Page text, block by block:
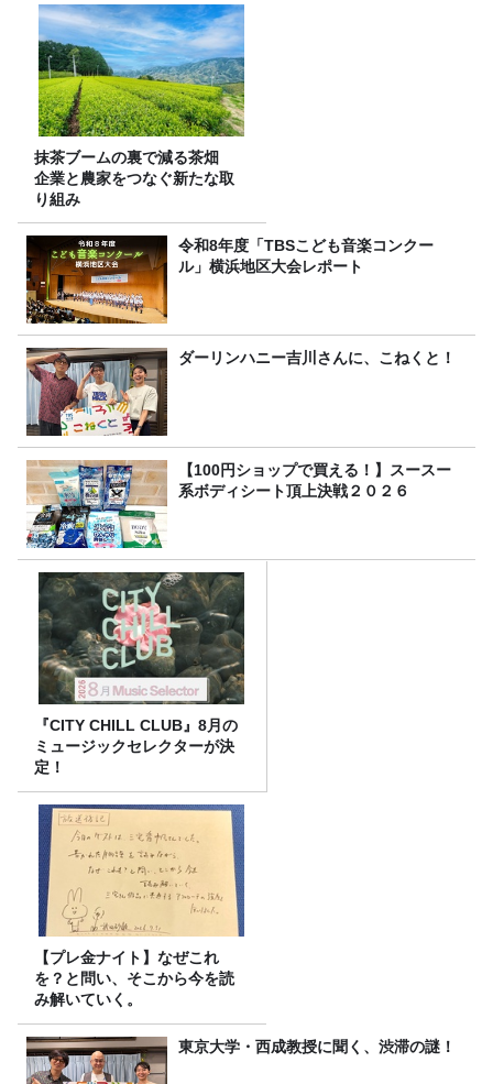
抹茶ブームの裏で減る茶畑
企業と農家をつなぐ新たな取
り組み
令和8年度「TBSこども音楽コンクー
ル」横浜地区大会レポート
ダーリンハニー吉川さんに、こねくと！
【100円ショップで買える！】スースー
系ボディシート頂上決戦２０２６
『CITY CHILL CLUB』8月の
ミュージックセレクターが決
定！
【プレ金ナイト】なぜこれ
を？と問い、そこから今を読
み解いていく。
東京大学・西成教授に聞く、渋滞の謎！